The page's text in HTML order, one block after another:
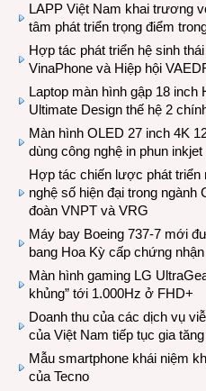
LAPP Việt Nam khai trương
tâm phát triển trọng điểm
Hợp tác phát triển hệ sinh
VinaPhone và Hiệp hội
Laptop màn hình gập 18 inch
Ultimate Design thế hệ 2
Màn hình OLED 27 inch 4K
dùng công nghệ in phun
Hợp tác chiến lược phát triển
nghệ số hiện đại trong ngành
đoàn VNPT và VRG
Máy bay Boeing 737-7 mới
bang Hoa Kỳ cấp chứng
Màn hình gaming LG
khủng” tới 1.000Hz ở FHD+
Doanh thu của các dịch vụ
của Việt Nam tiếp tục gia tăng
Mẫu smartphone khái niệm
của Tecno